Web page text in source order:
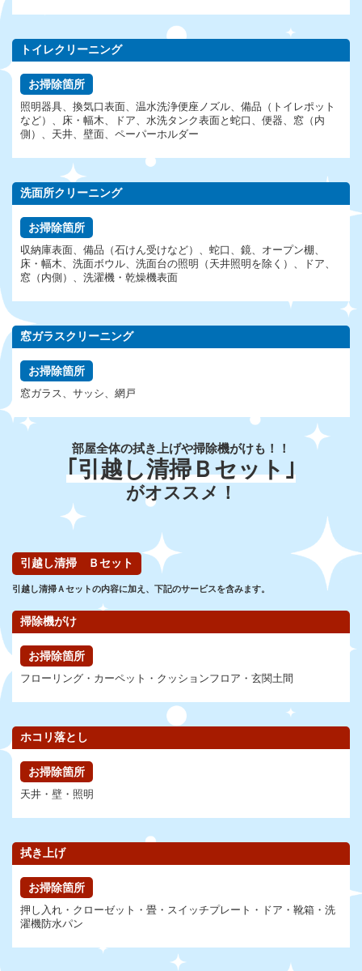
トイレクリーニング
お掃除箇所
照明器具、換気口表面、温水洗浄便座ノズル、備品（トイレポット
など）、床・幅木、ドア、水洗タンク表面と蛇口、便器、窓（内
側）、天井、壁面、ペーパーホルダー
洗面所クリーニング
お掃除箇所
収納庫表面、備品（石けん受けなど）、蛇口、鏡、オープン棚、
床・幅木、洗面ボウル、洗面台の照明（天井照明を除く）、ドア、
窓（内側）、洗濯機・乾燥機表面
窓ガラスクリーニング
お掃除箇所
窓ガラス、サッシ、網戸
部屋全体の拭き上げや掃除機がけも！！
｢引越し清掃Ｂセット｣
がオススメ！
引越し清掃 Ｂセット
引越し清掃Ａセットの内容に加え、 下記のサービスを含みます。
掃除機がけ
お掃除箇所
フローリング・カーペット・クッションフロア・玄関土間
ホコリ落とし
お掃除箇所
天井・壁・照明
拭き上げ
お掃除箇所
押し入れ・クローゼット・畳・スイッチプレート・ドア・靴箱・洗
濯機防水パン